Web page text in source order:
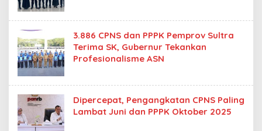
3.886 CPNS dan PPPK Pemprov Sultra
Terima SK, Gubernur Tekankan
Profesionalisme ASN
Dipercepat, Pengangkatan CPNS Paling
Lambat Juni dan PPPK Oktober 2025